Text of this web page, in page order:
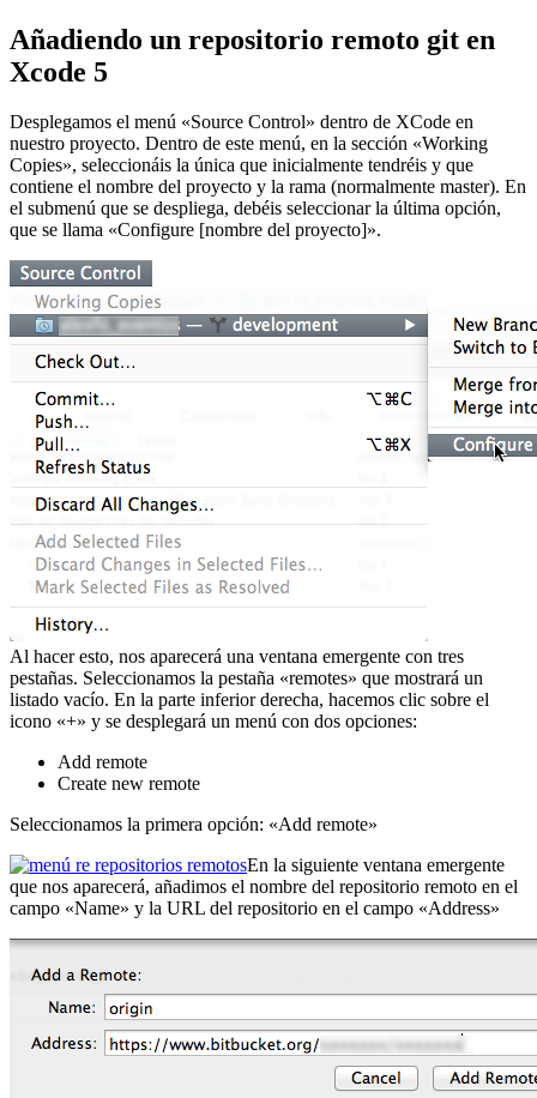
Añadiendo un repositorio remoto git en
Xcode 5
Desplegamos el menú «Source Control» dentro de XCode en
nuestro proyecto. Dentro de este menú, en la sección «Working
Copies», seleccionáis la única que inicialmente tendréis y que
contiene el nombre del proyecto y la rama (normalmente master). En
el submenú que se despliega, debéis seleccionar la última opción,
que se llama «Configure [nombre del proyecto]».
Al hacer esto, nos aparecerá una ventana emergente con tres
pestañas. Seleccionamos la pestaña «remotes» que mostrará un
listado vacío. En la parte inferior derecha, hacemos clic sobre el
icono «+» y se desplegará un menú con dos opciones:
Add remote
Create new remote
Seleccionamos la primera opción: «Add remote»
En la siguiente ventana emergente
que nos aparecerá, añadimos el nombre del repositorio remoto en el
campo «Name» y la URL del repositorio en el campo «Address»